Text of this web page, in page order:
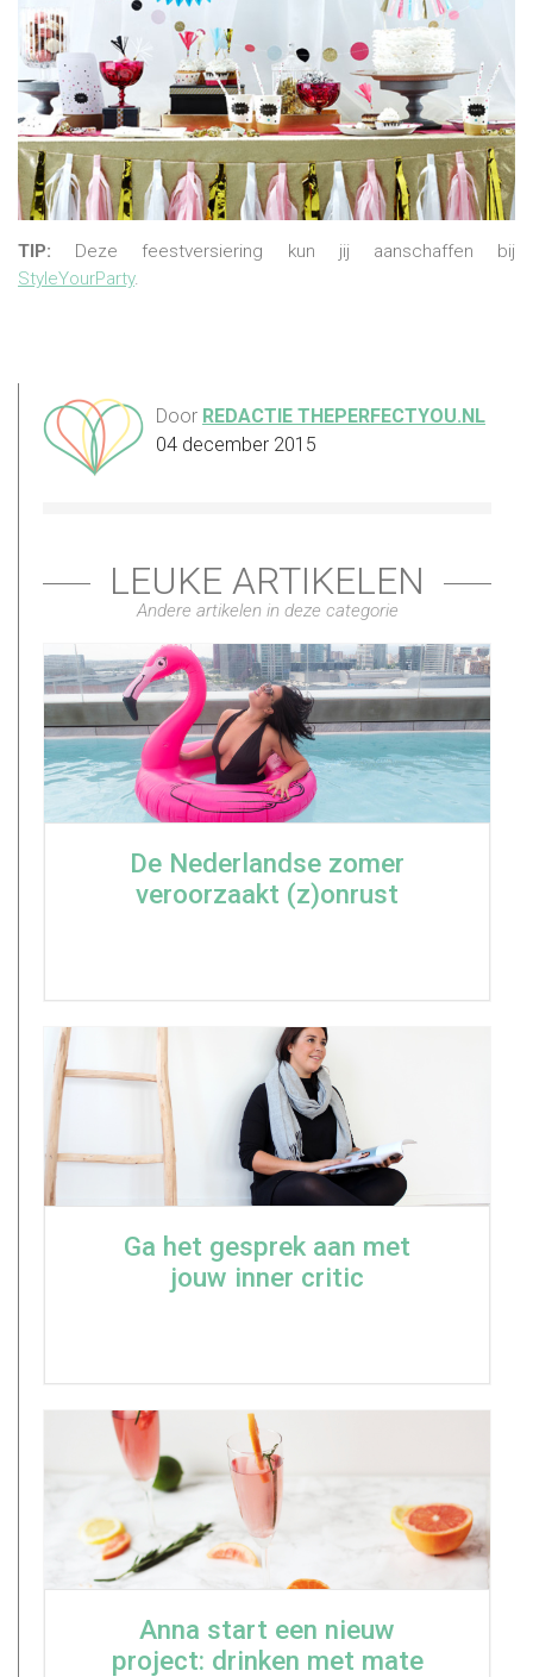
TIP: Deze feestversiering kun jij aanschaffen bij
StyleYourParty.
Door REDACTIE THEPERFECTYOU.NL
04 december 2015
LEUKE ARTIKELEN
Andere artikelen in deze categorie
De Nederlandse zomer
veroorzaakt (z)onrust
Ga het gesprek aan met
jouw inner critic
Anna start een nieuw
project: drinken met mate